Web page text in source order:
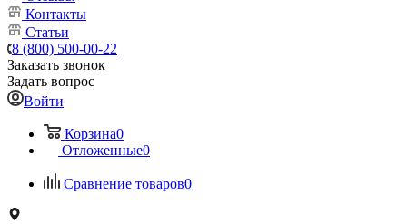
Контакты
Статьи
8 (800) 500-00-22
Заказать звонок
Задать вопрос
Войти
Корзина0
Отложенные0
Сравнение товаров0